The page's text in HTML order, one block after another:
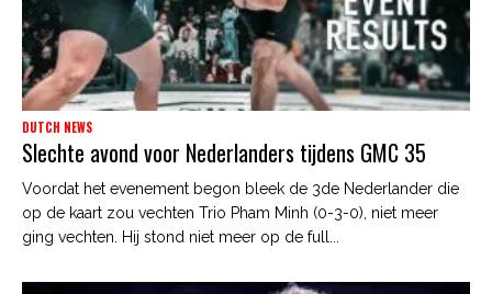
DUTCH NEWS
Slechte avond voor Nederlanders tijdens GMC 35
Voordat het evenement begon bleek de 3de Nederlander die
op de kaart zou vechten Trio Pham Minh (0-3-0), niet meer
ging vechten. Hij stond niet meer op de full...